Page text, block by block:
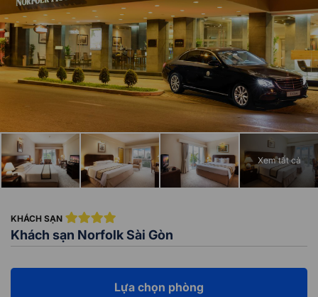
Xem tất cả
KHÁCH SẠN
Khách sạn Norfolk Sài Gòn
Lựa chọn phòng